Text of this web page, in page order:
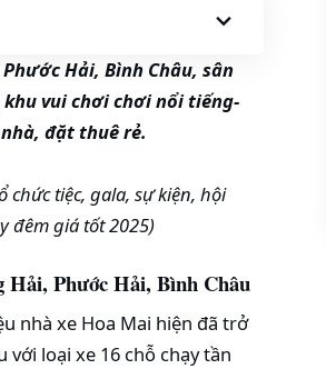
Hải, Bình Châu, sân
vui chơi chơi nổi tiếng-
đặt thuê rẻ.
chức tiệc, gala, sự kiện, hội
giá tốt 2025)
Hải, Phước Hải, Bình Châu
nhà xe Hoa Mai hiện đã trở
với loại xe 16 chỗ chạy tần